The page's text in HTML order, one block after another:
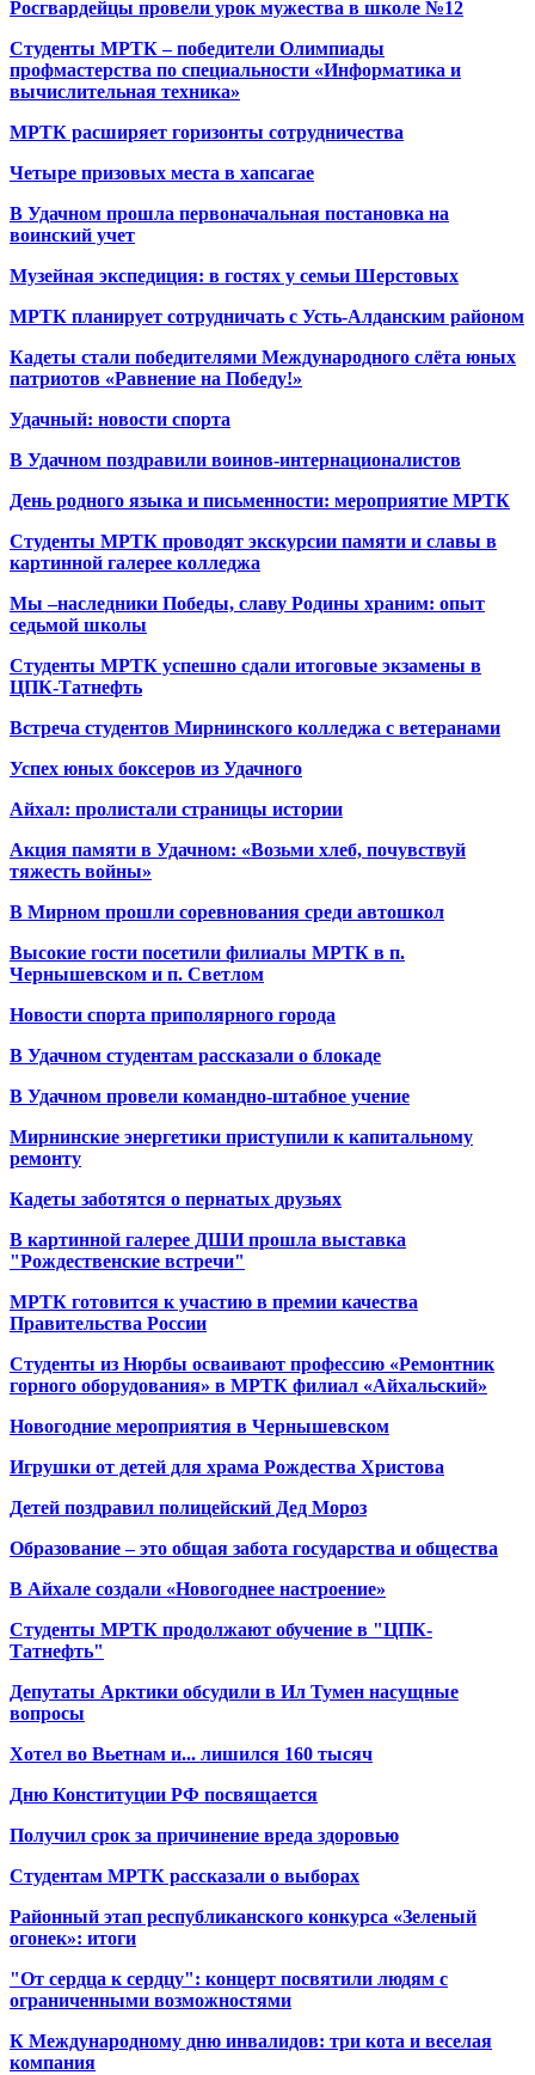
Росгвардейцы провели урок мужества в школе №12
Студенты МРТК – победители Олимпиады
профмастерства по специальности «Информатика и
вычислительная техника»
МРТК расширяет горизонты сотрудничества
Четыре призовых места в хапсагае
В Удачном прошла первоначальная постановка на
воинский учет
Музейная экспедиция: в гостях у семьи Шерстовых
МРТК планирует сотрудничать с Усть-Алданским районом
Кадеты стали победителями Международного слёта юных
патриотов «Равнение на Победу!»
Удачный: новости спорта
В Удачном поздравили воинов-интернационалистов
День родного языка и письменности: мероприятие МРТК
Студенты МРТК проводят экскурсии памяти и славы в
картинной галерее колледжа
Мы –наследники Победы, славу Родины храним: опыт
седьмой школы
Студенты МРТК успешно сдали итоговые экзамены в
ЦПК-Татнефть
Встреча студентов Мирнинского колледжа с ветеранами
Успех юных боксеров из Удачного
Айхал: пролистали страницы истории
Акция памяти в Удачном: «Возьми хлеб, почувствуй
тяжесть войны»
В Мирном прошли соревнования среди автошкол
Высокие гости посетили филиалы МРТК в п.
Чернышевском и п. Светлом
Новости спорта приполярного города
В Удачном студентам рассказали о блокаде
В Удачном провели командно-штабное учение
Мирнинские энергетики приступили к капитальному
ремонту
Кадеты заботятся о пернатых друзьях
В картинной галерее ДШИ прошла выставка
"Рождественские встречи"
МРТК готовится к участию в премии качества
Правительства России
Студенты из Нюрбы осваивают профессию «Ремонтник
горного оборудования» в МРТК филиал «Айхальский»
Новогодние мероприятия в Чернышевском
Игрушки от детей для храма Рождества Христова
Детей поздравил полицейский Дед Мороз
Образование – это общая забота государства и общества
В Айхале создали «Новогоднее настроение»
Студенты МРТК продолжают обучение в "ЦПК-
Татнефть"
Депутаты Арктики обсудили в Ил Тумен насущные
вопросы
Хотел во Вьетнам и... лишился 160 тысяч
Дню Конституции РФ посвящается
Получил срок за причинение вреда здоровью
Студентам МРТК рассказали о выборах
Районный этап республиканского конкурса «Зеленый
огонек»: итоги
"От сердца к сердцу": концерт посвятили людям с
ограниченными возможностями
К Международному дню инвалидов: три кота и веселая
компания